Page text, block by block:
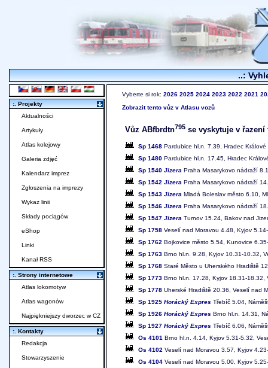
..:
Vyberte si rok: 2026 2025 2024 2023 2022 2021
Zobrazit tento vůz v Atlasu vozů
Vůz ABfbrdtn795 se vyskytuje v řazení
Sp 1468 Pardubice hl.n. 7.39, Hradec
Sp 1480 Pardubice hl.n. 17.45, Hradec
Sp 1540 Jizera Praha Masarykovo nádraží
Sp 1542 Jizera Praha Masarykovo nádraží
Sp 1543 Jizera Mladá Boleslav město 6.10,
Sp 1546 Jizera Praha Masarykovo nádraží
Sp 1547 Jizera Turnov 15.24, Bakov nad
Sp 1758 Veselí nad Moravou 4.48, Kyjov
Sp 1762 Bojkovice město 5.54, Kunovice
Sp 1763 Brno hl.n. 9.28, Kyjov 10.31-10.32,
Sp 1768 Staré Město u Uherského Hradiště
Sp 1773 Brno hl.n. 17.28, Kyjov 18.31-18.32,
Sp 1778 Uherské Hradiště 20.36, Veselí nad
Sp 1925 Horácký Expres Třebíč 5.04,
Sp 1926 Horácký Expres Brno hl.n. 14.31,
Sp 1927 Horácký Expres Třebíč 6.06,
Os 4101 Brno hl.n. 4.14, Kyjov 5.31-5.32,
Os 4102 Veselí nad Moravou 3.57, Kyjov
Os 4104 Veselí nad Moravou 5.00, Kyjov
:. Projekty
Aktualności
Artykuły
Atlas kolejowy
Galeria zdjęć
Kalendarz imprez
Zgłoszenia na imprezy
Wykaz linii
Składy pociągów
eShop
Linki
Kanał RSS
:. Strony internetowe
Atlas lokomotyw
Atlas wagonów
Najpiękniejszy dworzec w CZ
:. Kontakty
Redakcja
Stowarzyszenie